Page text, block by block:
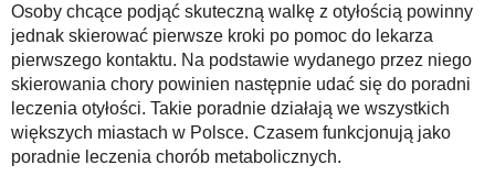
Osoby chcące podjąć skuteczną walkę z otyłością powinny
jednak skierować pierwsze kroki po pomoc do lekarza
pierwszego kontaktu. Na podstawie wydanego przez niego
skierowania chory powinien następnie udać się do poradni
leczenia otyłości. Takie poradnie działają we wszystkich
większych miastach w Polsce. Czasem funkcjonują jako
poradnie leczenia chorób metabolicznych.